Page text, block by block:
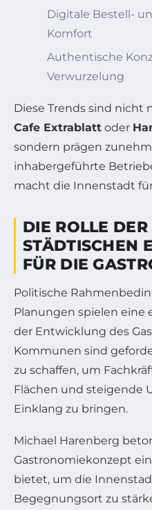
Digitale Bestell-
Komfort
Authentische
Verwurzelung
Diese Trends sind nicht
Cafe Extrablatt oder
sondern prägen
inhabergeführte
macht die Innenstadt
DIE ROLLE
STÄDTISCHEN
FÜR DIE
Politische
Planungen spielen eine
der Entwicklung des
Kommunen sind
zu schaffen, um
Flächen und steigende
Einklang zu bringen.
Michael Harenberg
Gastronomiekonzept
bietet, um die
Begegnungsort zu